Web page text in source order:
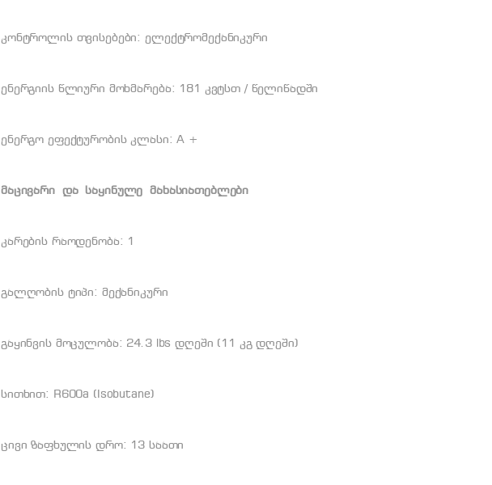
კონტროლის თვისებები: ელექტრომექანიკური
ენერგიის წლიური მოხმარება: 181 კვტსთ / წელიწადში
ენერგო ეფექტურობის კლასი: A +
მაცივარი და საყინულე მახასიათებლები
კარების რაოდენობა: 1
გალღობის ტიპი: მექანიკური
გაყინვის მოცულობა: 24.3 lbs დღეში (11 კგ დღეში)
სითხით: R600a (Isobutane)
ცივი ზაფხულის დრო: 13 საათი